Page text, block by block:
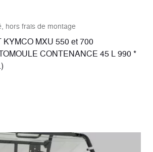
hors frais de montage
MXU 550 et 700
CONTENANCE 45 L 990 *